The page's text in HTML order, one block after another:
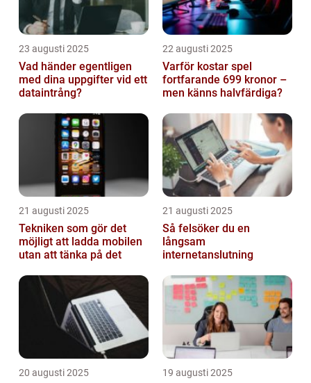
23 augusti 2025
Vad händer egentligen
med dina uppgifter vid ett
dataintrång?
22 augusti 2025
Varför kostar spel
fortfarande 699 kronor –
men känns halvfärdiga?
21 augusti 2025
Tekniken som gör det
möjligt att ladda mobilen
utan att tänka på det
21 augusti 2025
Så felsöker du en
långsam
internetanslutning
20 augusti 2025 19 augusti 2025